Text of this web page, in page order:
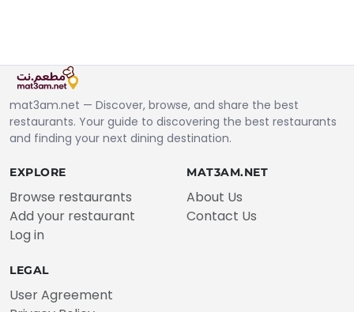
mat3am.net — Discover, browse, and share the best
restaurants. Your guide to discovering the best restaurants
and finding your next dining destination.
EXPLORE
Browse restaurants
Add your restaurant
Log in
MAT3AM.NET
About Us
Contact Us
LEGAL
User Agreement